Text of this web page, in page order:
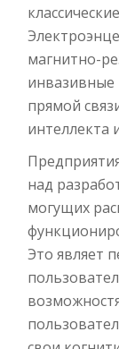
магнитно-
прямой
над
могущих
Это являет